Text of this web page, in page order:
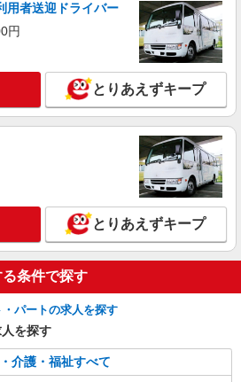
用者送迎ドライバー
円
とりあえずキープ
とりあえずキープ
条件で探す
パートの求人を探す
を探す
介護・福祉すべて